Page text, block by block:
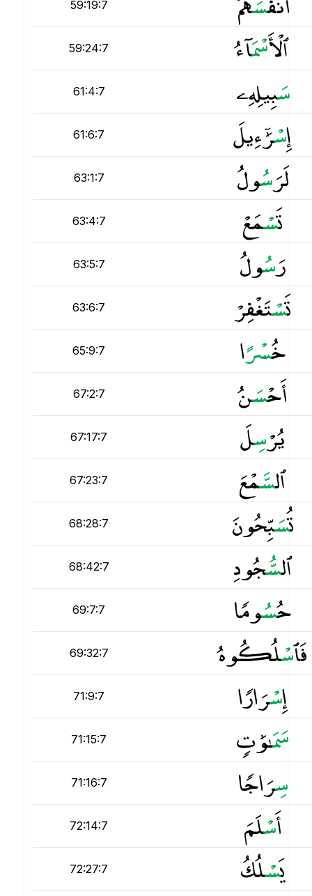
59:19:7
59:24:7 ٱلْأَسْمَآءُ
61:4:7 سَبِيلِهِۦ
61:6:7 إِسْرَٰٓءِيلَ
63:1:7 لَرَسُولُ
63:4:7 تَسْمَعْ
63:5:7 رَسُولُ
63:6:7 تَسْتَغْفِرْ
65:9:7 خُسْرًا
67:2:7 أَحْسَنُ
67:17:7 يُرْسِلَ
67:23:7 ٱلسَّمْعَ
68:28:7 تُسَبِّحُونَ
68:42:7 ٱلسُّجُودِ
69:7:7 حُسُومًۭا
69:32:7 فَٱسْلُكُوهُ
71:9:7 إِسْرَارًۭا
71:15:7 سَمَـٰوَٰتٍۢ
71:16:7 سِرَاجًۭا
72:14:7 أَسْلَمَ
72:27:7 يَسْلُكُ